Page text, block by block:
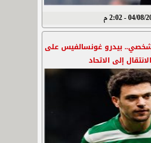
- 2:02 م
بيدرو غونسالفيس على
إلى الاتحاد